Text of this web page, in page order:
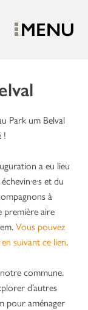
MENU
Park um Belval
!
a eu lieu
et du
à
aire
Vous pouvez
suivant ce lien.
commune.
d’autres
pour aménager